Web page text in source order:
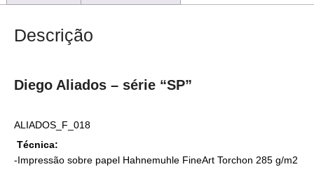
Descrição
Diego Aliados – série “SP”
ALIADOS_F_018
Técnica:
-Impressão sobre papel Hahnemuhle FineArt Torchon 285 g/m2